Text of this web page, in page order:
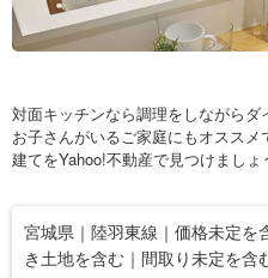
対面キッチンなら調理をしながら
お子さんがいるご家庭にもオスス
建てをYahoo!不動産で見つけましょ
宮城県｜陸羽東線｜価格未定を
き土地を含む｜間取り未定を含